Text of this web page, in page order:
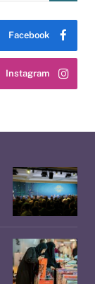
Facebook
Instagram